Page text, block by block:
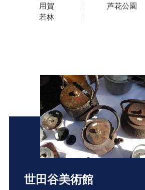
用賀
芦花公園
若林
世田谷美術館